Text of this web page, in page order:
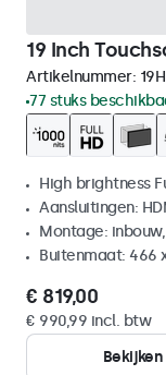
19 Inch
Artikelnummer:
77 stuks
High brightness
Aansluitingen:
Montage:
Buitenmaat: 466
€ 819,00
€ 990,99 incl. btw
Bekijken